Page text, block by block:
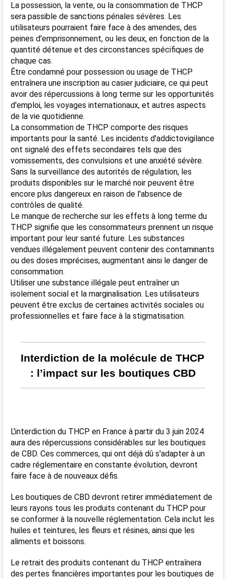
La possession, la vente, ou la consommation de THCP
sera passible de sanctions pénales sévères. Les
utilisateurs pourraient faire face à des amendes, des
peines d'emprisonnement, ou les deux, en fonction de la
quantité détenue et des circonstances spécifiques de
chaque cas​​.
Être condamné pour possession ou usage de THCP
entraînera une inscription au casier judiciaire, ce qui peut
avoir des répercussions à long terme sur les opportunités
d'emploi, les voyages internationaux, et autres aspects
de la vie quotidienne​.
La consommation de THCP comporte des risques
importants pour la santé. Les incidents d'addictovigilance
ont signalé des effets secondaires tels que des
vomissements, des convulsions et une anxiété sévère.
Sans la surveillance des autorités de régulation, les
produits disponibles sur le marché noir peuvent être
encore plus dangereux en raison de l'absence de
contrôles de qualité​​.
Le manque de recherche sur les effets à long terme du
THCP signifie que les consommateurs prennent un risque
important pour leur santé future. Les substances
vendues illégalement peuvent contenir des contaminants
ou des doses imprécises, augmentant ainsi le danger de
consommation​.
Utiliser une substance illégale peut entraîner un
isolement social et la marginalisation. Les utilisateurs
peuvent être exclus de certaines activités sociales ou
professionnelles et faire face à la stigmatisation​​.
Interdiction de la molécule de THCP
: l’impact sur les boutiques CBD
L'interdiction du THCP en France à partir du 3 juin 2024
aura des répercussions considérables sur les boutiques
de CBD. Ces commerces, qui ont déjà dû s'adapter à un
cadre réglementaire en constante évolution, devront
faire face à de nouveaux défis.
Les boutiques de CBD devront retirer immédiatement de
leurs rayons tous les produits contenant du THCP pour
se conformer à la nouvelle réglementation. Cela inclut les
huiles et teintures, les fleurs et résines, ainsi que les
aliments et boissons.
Le retrait des produits contenant du THCP entraînera
des pertes financières importantes pour les boutiques de